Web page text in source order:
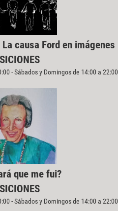
causa Ford en imágenes
- Sábados y Domingos de 14:00 a 22:00
que me fui?
- Sábados y Domingos de 14:00 a 22:00